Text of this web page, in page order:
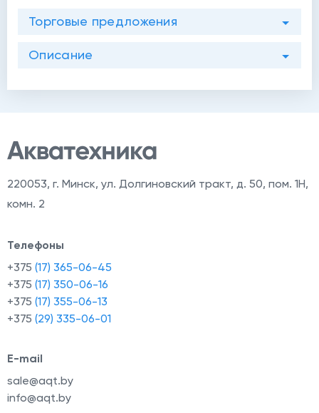
Торговые предложения
Описание
220053, г. Минск, ул. Долгиновский тракт, д. 50, пом. 1Н,
комн. 2
Телефоны
+375 (17) 365-06-45
+375 (17) 350-06-16
+375 (17) 355-06-13
+375 (29) 335-06-01
E-mail
sale@aqt.by
info@aqt.by